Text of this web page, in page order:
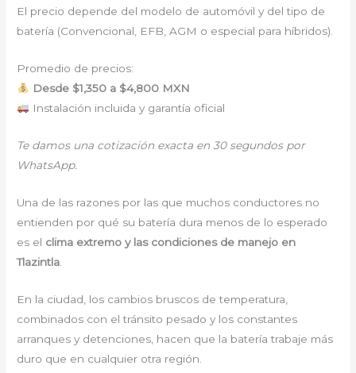
El precio depende del modelo de automóvil y del tipo de
batería (Convencional, EFB, AGM o especial para híbridos).
Promedio de precios:
Desde $1,350 a $4,800 MXN
Instalación incluida y garantía oficial
Te damos una cotización exacta en 30 segundos por
WhatsApp.
Una de las razones por las que muchos conductores no
entienden por qué su batería dura menos de lo esperado
es el clima extremo y las condiciones de manejo en
Tlazintla
En la ciudad, los cambios bruscos de temperatura,
combinados con el tránsito pesado y los constantes
arranques y detenciones, hacen que la batería trabaje más
duro que en cualquier otra región.